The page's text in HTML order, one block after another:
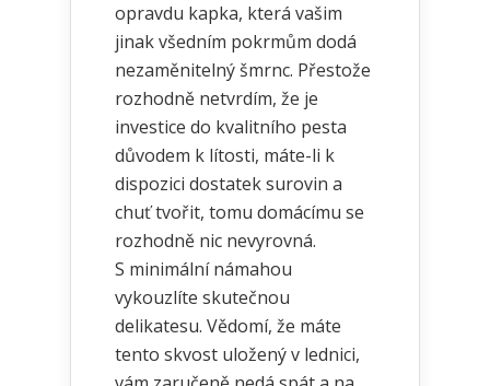
opravdu kapka, která vašim
jinak všedním pokrmům dodá
nezaměnitelný šmrnc. Přestože
rozhodně netvrdím, že je
investice do kvalitního pesta
důvodem k lítosti, máte-li k
dispozici dostatek surovin a
chuť tvořit, tomu domácímu se
rozhodně nic nevyrovná.
S minimální námahou
vykouzlíte skutečnou
delikatesu. Vědomí, že máte
tento skvost uložený v lednici,